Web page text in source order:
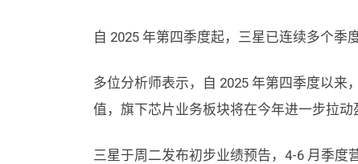
自 2025 年第四季度起，三星已连续多个季
多位分析师表示，自 2025 年第四季度以来
值，旗下芯片业务板块将在今年进一步拉动
三星于周二发布初步业绩预告，4-6 月季度